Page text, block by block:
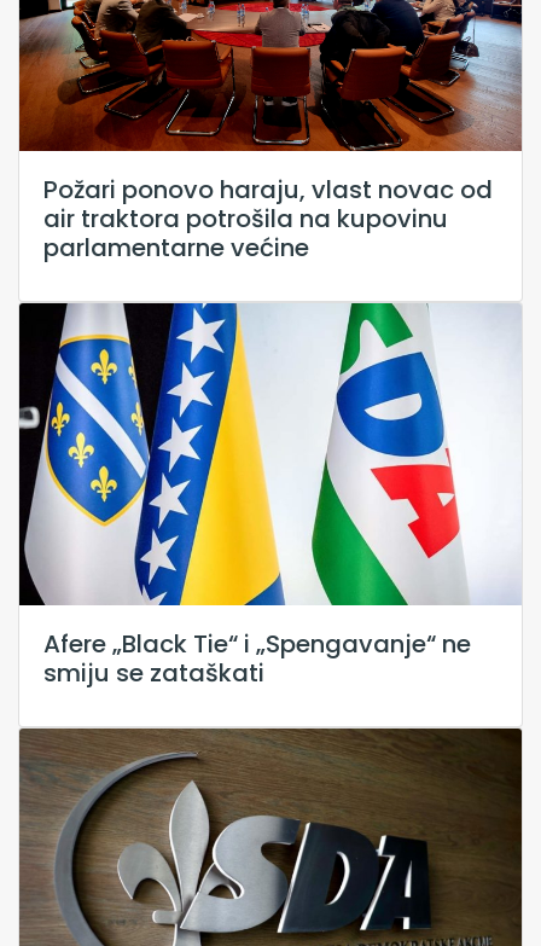
Požari ponovo haraju, vlast novac od
air traktora potrošila na kupovinu
parlamentarne većine
Afere „Black Tie“ i „Spengavanje“ ne
smiju se zataškati